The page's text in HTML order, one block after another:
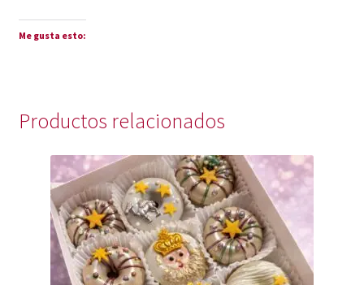
Me gusta esto:
Productos relacionados